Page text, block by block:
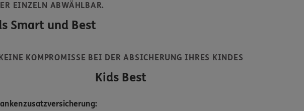
EINZELN ABWÄHLBAR.
Smart und Best
KEINE KOMPROMISSE BEI DER ABSICHERUNG IHRES KINDES
Kids Best